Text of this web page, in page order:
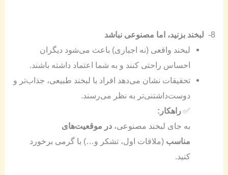
8-
لبخند بزنید، اما مصنوعی نباشد
لبخند واقعی (نه اجباری) باعث می‌شود دیگران
احساس راحتی کنند و به شما اعتماد داشته باشند.
تحقیقات نشان می‌دهد افراد با لبخند طبیعی، جذاب‌تر و
دوست‌داشتنی‌تر به نظر می‌رسند.
✅راهکار:
به جای لبخند مصنوعی،در موقعیت‌های
مناسب (ملاقات اول، تشکر و…) با گرمی برخورد
کنید.